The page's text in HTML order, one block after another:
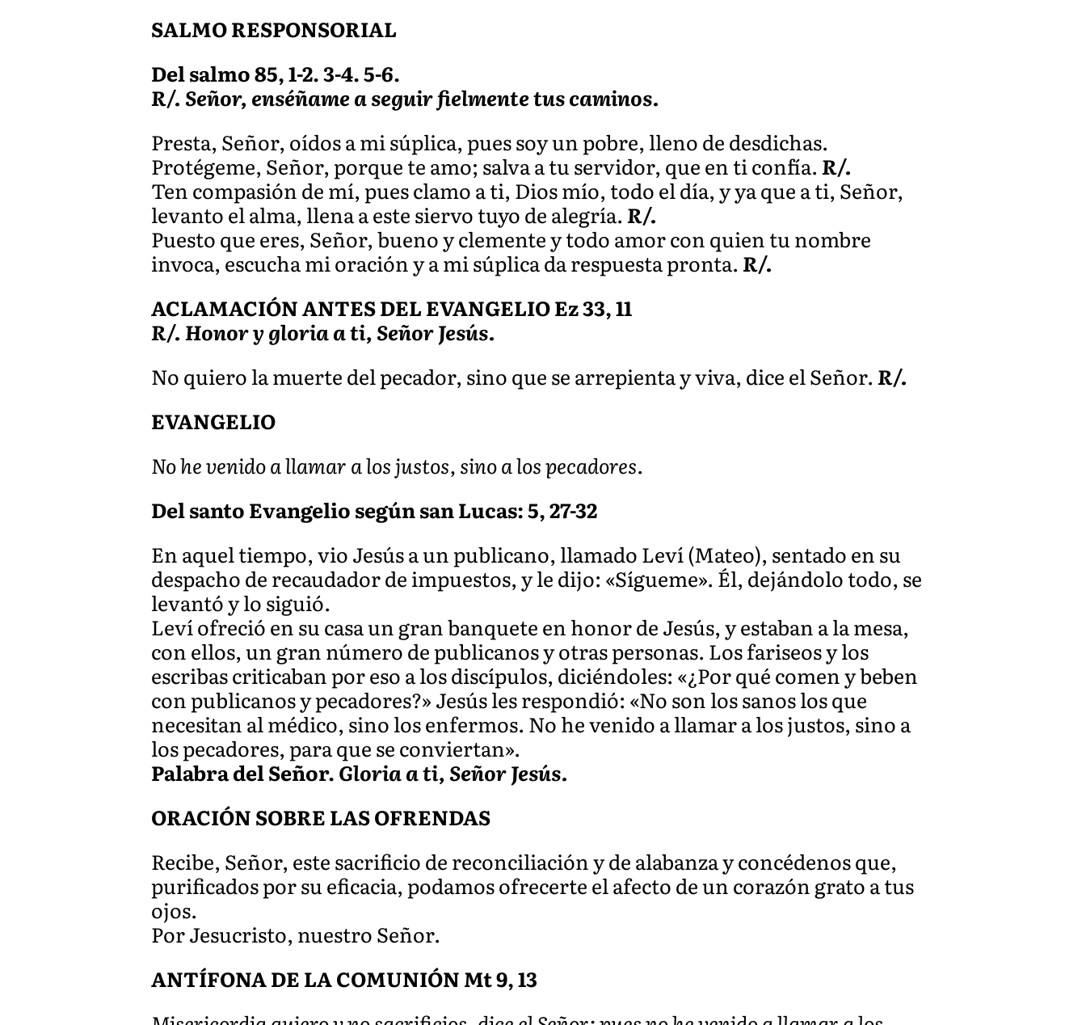
SALMO RESPONSORIAL
Del salmo 85, 1-2. 3-4. 5-6.
R/. Señor, enséñame a seguir fielmente tus caminos.
Presta, Señor, oídos a mi súplica, pues soy un pobre, lleno de desdichas.
Protégeme, Señor, porque te amo; salva a tu servidor, que en ti confía.R/.
Ten compasión de mí, pues clamo a ti, Dios mío, todo el día, y ya que a ti, Señor,
levanto el alma, llena a este siervo tuyo de alegría.R/.
Puesto que eres, Señor, bueno y clemente y todo amor con quien tu nombre
invoca, escucha mi oración y a mi súplica da respuesta pronta.R/.
ACLAMACIÓN ANTES DEL EVANGELIO Ez 33, 11
R/. Honor y gloria a ti, Señor Jesús.
No quiero la muerte del pecador, sino que se arrepienta y viva, dice el Señor.R/.
EVANGELIO
No he venido a llamar a los justos, sino a los pecadores.
Del santo Evangelio según san Lucas: 5, 27-32
En aquel tiempo, vio Jesús a un publicano, llamado Leví (Mateo), sentado en su
despacho de recaudador de impuestos, y le dijo: «Sígueme». Él, dejándolo todo, se
levantó y lo siguió.
Leví ofreció en su casa un gran banquete en honor de Jesús, y estaban a la mesa,
con ellos, un gran número de publicanos y otras personas. Los fariseos y los
escribas criticaban por eso a los discípulos, diciéndoles: «¿Por qué comen y beben
con publicanos y pecadores?» Jesús les respondió: «No son los sanos los que
necesitan al médico, sino los enfermos. No he venido a llamar a los justos, sino a
los pecadores, para que se conviertan».
Palabra del Señor.Gloria a ti, Señor Jesús.
ORACIÓN SOBRE LAS OFRENDAS
Recibe, Señor, este sacrificio de reconciliación y de alabanza y concédenos que,
purificados por su eficacia, podamos ofrecerte el afecto de un corazón grato a tus
ojos.
Por Jesucristo, nuestro Señor.
ANTÍFONA DE LA COMUNIÓN Mt 9, 13